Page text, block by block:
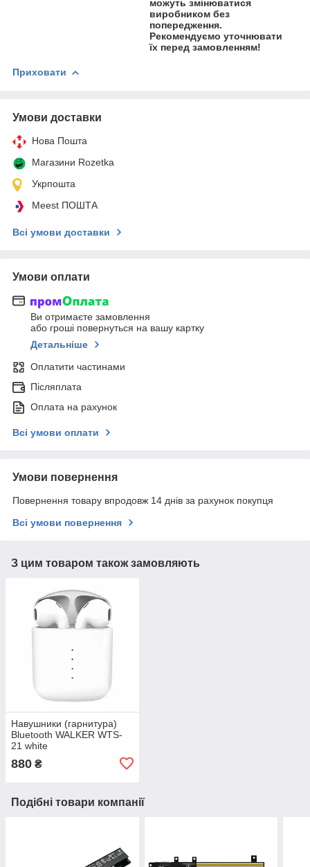
можуть змінюватися
виробником без
попередження.
Рекомендуємо уточнювати
їх перед замовленням!
Приховати
Умови доставки
Нова Пошта
Магазини Rozetka
Укрпошта
Meest ПОШТА
Всі умови доставки
Умови оплати
Ви отримаєте замовлення
або гроші повернуться на вашу картку
Детальніше
Оплатити частинами
Післяплата
Оплата на рахунок
Всі умови оплати
Умови повернення
Повернення товару впродовж 14 днів за рахунок покупця
Всі умови повернення
З цим товаром також замовляють
Навушники (гарнитура)
Bluetooth WALKER WTS-
21 white
880 ₴
Подібні товари компанії